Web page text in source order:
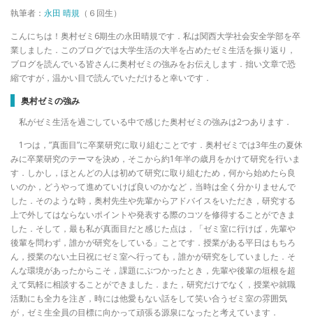
執筆者： 永田 晴規 （６回生）
こんにちは！奥村ゼミ6期生の永田晴規です．私は関西大学社会安全学部を卒
業しました．このブログでは大学生活の大半を占めたゼミ生活を振り返り，
ブログを読んでいる皆さんに奥村ゼミの強みをお伝えします．拙い文章で恐
縮ですが，温かい目で読んでいただけると幸いです．
奥村ゼミの強み
私がゼミ生活を過ごしている中で感じた奥村ゼミの強みは2つあります．
1つは，”真面目”に卒業研究に取り組むことです．奥村ゼミでは3年生の夏休
みに卒業研究のテーマを決め，そこから約1年半の歳月をかけて研究を行いま
す．しかし，ほとんどの人は初めて研究に取り組むため，何から始めたら良
いのか，どうやって進めていけば良いのかなど，当時は全く分かりませんで
した．そのような時，奥村先生や先輩からアドバイスをいただき，研究する
上で外してはならないポイントや発表する際のコツを修得することができま
した．そして，最も私が真面目だと感じた点は，「ゼミ室に行けば，先輩や
後輩を問わず，誰かが研究をしている」ことです．授業がある平日はもちろ
ん，授業のない土日祝にゼミ室へ行っても，誰かが研究をしていました．そ
んな環境があったからこそ，課題にぶつかったとき，先輩や後輩の垣根を超
えて気軽に相談することができました．また，研究だけでなく，授業や就職
活動にも全力を注ぎ，時には他愛もない話をして笑い合うゼミ室の雰囲気
が，ゼミ生全員の目標に向かって頑張る源泉になったと考えています．